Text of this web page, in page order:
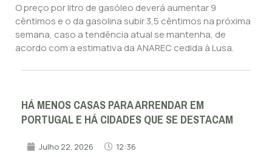
O preço por litro de gasóleo deverá aumentar 9
cêntimos e o da gasolina subir 3,5 cêntimos na próxima
semana, caso a tendência atual se mantenha, de
acordo com a estimativa da ANAREC cedida à Lusa.
HÁ MENOS CASAS PARA ARRENDAR EM
PORTUGAL E HÁ CIDADES QUE SE DESTACAM
Julho 22, 2026 12:36